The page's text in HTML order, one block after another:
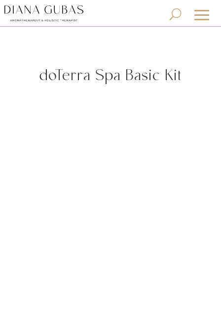
doTerra Spa Basic Kit